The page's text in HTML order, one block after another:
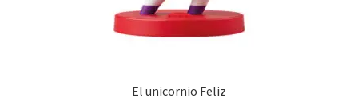
El unicornio Feliz